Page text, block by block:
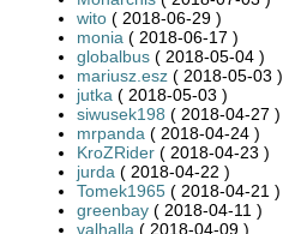
wito ( 2018-06-29 )
monia ( 2018-06-17 )
globalbus ( 2018-05-04 )
mariusz.esz ( 2018-05-03 )
jutka ( 2018-05-03 )
siwusek198 ( 2018-04-27 )
mrpanda ( 2018-04-24 )
KroZRider ( 2018-04-23 )
jurda ( 2018-04-22 )
Tomek1965 ( 2018-04-21 )
greenbay ( 2018-04-11 )
valhalla ( 2018-04-09 )